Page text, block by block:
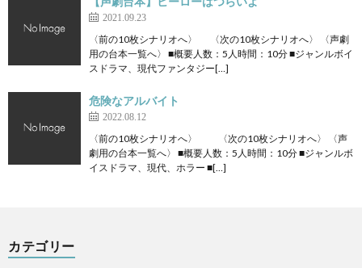
2021.09.23
〈前の10枚シナリオへ〉 〈次の10枚シナリオへ〉 〈声劇
用の台本一覧へ〉 ■概要人数：5人時間：10分 ■ジャンルボイ
スドラマ、現代ファンタジー[…]
危険なアルバイト
2022.08.12
〈前の10枚シナリオへ〉 〈次の10枚シナリオへ〉 〈声
劇用の台本一覧へ〉 ■概要人数：5人時間：10分 ■ジャンルボ
イスドラマ、現代、ホラー ■[…]
カテゴリー